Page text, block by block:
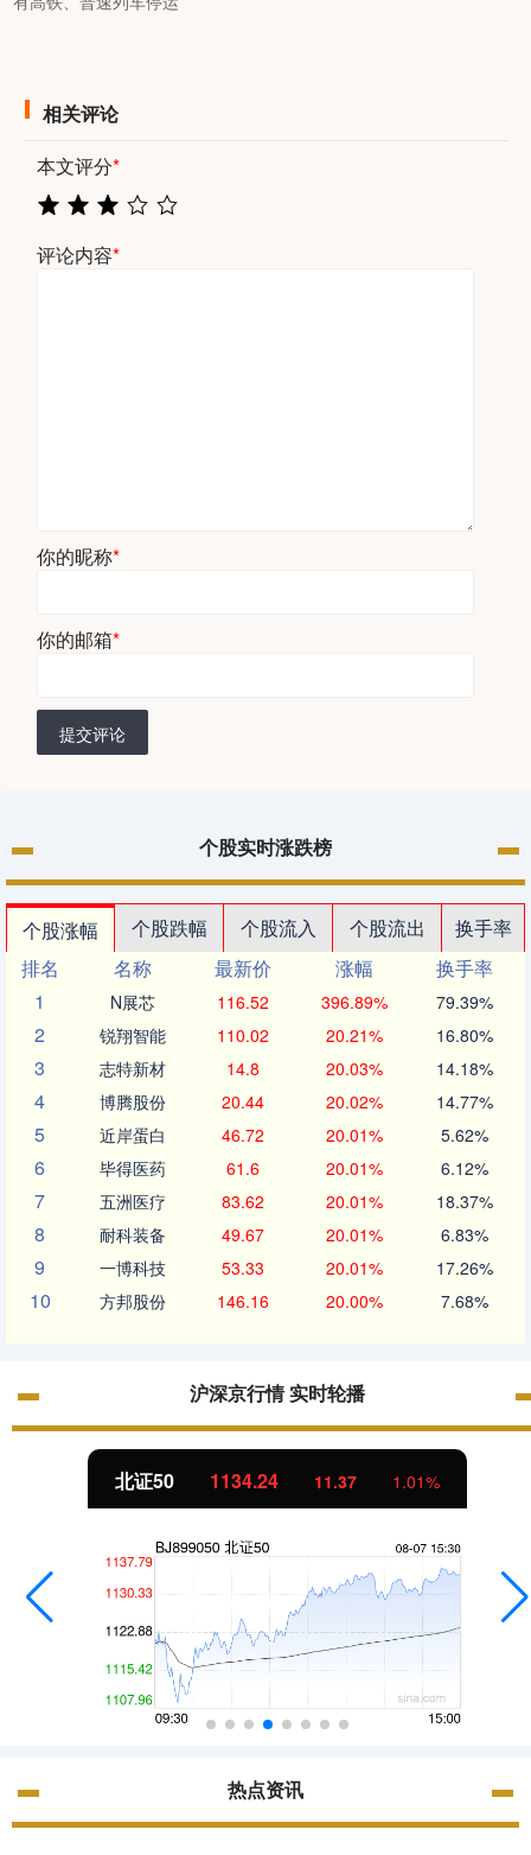
相关评论
本文评分*
评论内容*
你的昵称*
你的邮箱*
提交评论
个股实时涨跌榜
个股涨幅 个股跌幅 个股流入 个股流出
换手率
排名
名称 最新价 涨幅
换手率
1
N展芯 116.52 396.89% 79.39%
2 锐翔智能 110.02 20.21% 16.80%
3 志特新材 14.8 20.03% 14.18%
4 博腾股份 20.44 20.02% 14.77%
5 近岸蛋白 46.72 20.01% 5.62%
6 毕得医药 61.6 20.01% 6.12%
7 五洲医疗 83.62 20.01% 18.37%
8 耐科装备 49.67 20.01% 6.83%
9 一博科技 53.33 20.01% 17.26%
10 方邦股份 146.16 20.00% 7.68%
沪深京行情 实时轮播
北证50 1134.24 11.37 1.01%
热点资讯